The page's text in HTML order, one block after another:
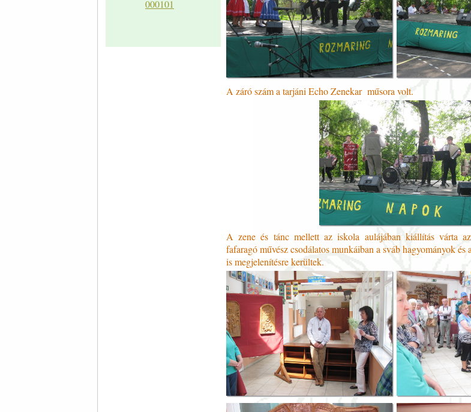
000101
A záró szám a tarjáni Echo Zenekar műsora volt.
A zene és tánc mellett az iskola aulájában kiállítás várta
fafaragó művész csodálatos munkáiban a sváb hagyományok és
is megjelenítésre kerültek.